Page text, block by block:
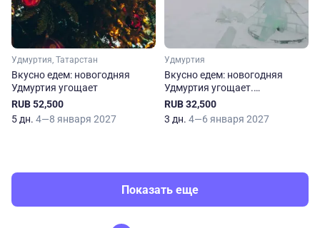
Удмуртия, Татарстан
Вкусно едем: новогодняя
Удмуртия угощает
RUB 52,500
5 дн. 4—8 января 2027
Удмуртия
Вкусно едем: новогодняя
Удмуртия угощает.
Сокращенная программа
RUB 32,500
3 дн. 4—6 января 2027
Показать еще